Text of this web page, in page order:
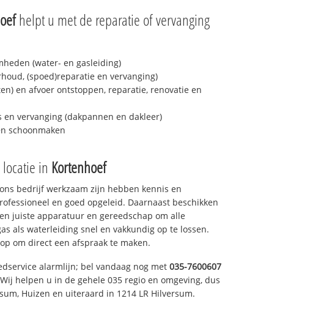
helpt u met de reparatie of vervanging
(water- en gasleiding)
(spoed)reparatie en vervanging)
en afvoer ontstoppen, reparatie, renovatie en
en vervanging (dakpannen en dakleer)
schoonmaken
in Kortenhoef
bedrijf werkzaam zijn hebben kennis en
en goed opgeleid. Daarnaast beschikken
juiste apparatuur en gereedschap om alle
als waterleiding snel en vakkundig op te lossen.
om direct een afspraak te maken.
alarmlijn; bel vandaag nog met 035-7600607
helpen u in de gehele 035 regio en omgeving, dus
Huizen en uiteraard in 1214 LR Hilversum.